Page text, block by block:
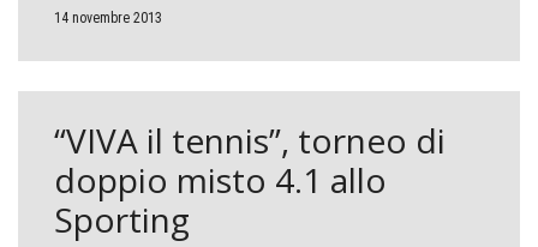
14 novembre 2013
“VIVA il tennis”, torneo di
doppio misto 4.1 allo
Sporting